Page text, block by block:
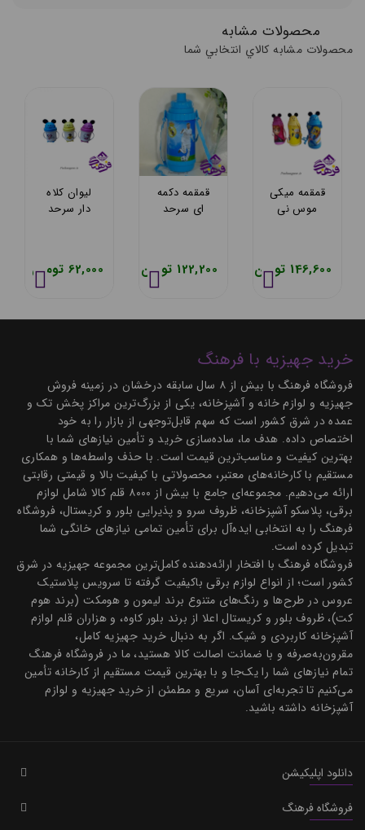
محصولات مشابه
محصولات مشابه کالاي انتخابي شما
قمقمه میکی
موس نی
146,600 تومان
قمقمه دکمه
ای سرحد
122,200 تومان
لیوان کلاه
دار سرحد
62,000 تومان
خرید جهیزیه با فرهنگ
فروشگاه فرهنگ با بیش از ۸ سال سابقه درخشان در زمینه فروش
جهیزیه و لوازم خانه و آشپزخانه، یکی از بزرگ‌ترین مراکز پخش تک و
عمده در شرق کشور است که سهم قابل‌توجهی از بازار را به خود
اختصاص داده. هدف ما، ساده‌سازی خرید و تأمین نیازهای شما با
بهترین کیفیت و مناسب‌ترین قیمت است. با حذف واسطه‌ها و همکاری
مستقیم با کارخانه‌های معتبر، محصولاتی با کیفیت بالا و قیمتی رقابتی
ارائه می‌دهیم. مجموعه‌ای جامع با بیش از ۸۰۰۰ قلم کالا شامل لوازم
برقی، پلاسکو آشپزخانه، ظروف سرو و پذیرایی بلور و کریستال، فروشگاه
فرهنگ را به انتخابی ایده‌آل برای تأمین تمامی نیازهای خانگی شما
تبدیل کرده است.
فروشگاه فرهنگ با افتخار ارائه‌دهنده کامل‌ترین مجموعه جهیزیه در شرق
کشور است؛ از انواع لوازم برقی باکیفیت گرفته تا سرویس پلاستیک
عروس در طرح‌ها و رنگ‌های متنوع برند لیمون و هومکت (برند هوم
کت)، ظروف بلور و کریستال اعلا از برند بلور کاوه، و هزاران قلم لوازم
آشپزخانه کاربردی و شیک. اگر به دنبال خرید جهیزیه کامل،
مقرون‌به‌صرفه و با ضمانت اصالت کالا هستید، ما در فروشگاه فرهنگ
تمام نیازهای شما را یک‌جا و با بهترین قیمت مستقیم از کارخانه تأمین
می‌کنیم تا تجربه‌ای آسان، سریع و مطمئن از خرید جهیزیه و لوازم
آشپزخانه داشته باشید.
دانلود اپلیکیشن
فروشگاه فرهنگ